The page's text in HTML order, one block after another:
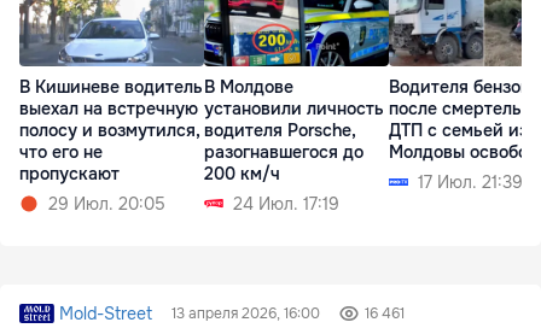
В Кишиневе водитель
выехал на встречную
полосу и возмутился,
что его не
пропускают
29 Июл. 20:05
В Молдове
установили личность
водителя Porsche,
разогнавшегося до
200 км/ч
24 Июл. 17:19
Водителя
после
ДТП с семьей из
Молдовы
17 Июл. 21:39
Mold-Street 13 апреля 2026, 16:00 16 461